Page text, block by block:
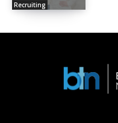
Recruiting